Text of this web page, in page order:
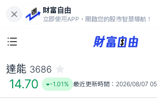
財富自由
立即使用APP，開啟您的股市智慧導航！
14.70
-1.01%
達能 3686
14.70 -1.01% 最近更新時間： 2026/08/07